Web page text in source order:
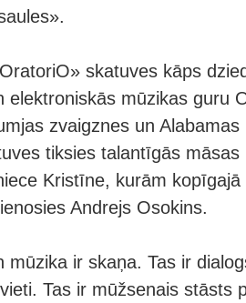
skatuves kāps
elektroniskās mūzikas guru
zvaigznes un
tiksies talantīgās māsas
Kristīne, kurām
Andrejs Osokins.
mūzika ir skaņa. Tas ir
Tas ir mūžsenais stāsts